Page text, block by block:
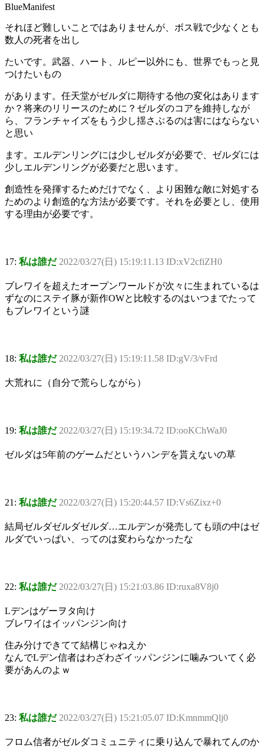
BlueManifest
それほど難しいことではありませんが、ボス戦で少なくとも
数人の死者を出し
たいです。武器、ハート、ルピー以外にも、世界でもっと見
つけたいもの
があります。任天堂がゼルダに期待する他の変化はあります
か？将来のリリースのために？ゼルダのコアを維持しなが
ら、フランチャイズをもう少し揺さぶるのは害にはならない
と思い
ます。エルデンリングには少しゼルダが必要で、ゼルダには
少しエルデンリングが必要だと思います。
創造性を発揮するためだけでなく、より困難な敵に対処する
ためのより創造的な方法が必要です。それを必要とし、使用
する理由が必要です。
17: 私は誰だ 2022/03/27(日) 15:19:11.13 ID:xV2cfiZH0
ブレワイを超えたオープンワールドが次々に生まれているは
ずなのにステイ豚が新作OWと比較するのはいつまでたって
もブレワイという謎
18: 私は誰だ 2022/03/27(日) 15:19:11.58 ID:gV/3/vFrd
大荒れに（自分で荒らしながら）
19: 私は誰だ 2022/03/27(日) 15:19:34.72 ID:ooKChWaJ0
ゼルダは5年前のゲームだというハンデを貰えないの草
21: 私は誰だ 2022/03/27(日) 15:20:44.57 ID:Vs6Zixz+0
結局ゼルダゼルダゼルダ…エルデンが発売しても頭の中はゼ
ルダでいっぱい、ってのは変わらなかったな
22: 私は誰だ 2022/03/27(日) 15:21:03.86 ID:ruxa8V8j0
Lデンはゲーヲタ向け
ブレワイはイッパンジン向け
住み分けできてて結構じゃねえか
なんでLデン信者はわざわざイッパンジンに噛みついてく必
要があんのよｗ
23: 私は誰だ 2022/03/27(日) 15:21:05.07 ID:KmnmmQlj0
フロム信者がゼルダコミュニティに乗り込んで暴れてんのか